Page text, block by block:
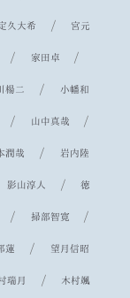
久大希 / 宮元
/ 家田卓 /
楊二 / 小幡和
/ 山中真哉 /
潤哉 / 岩内陸
影山淳人 /徳
/ 掃部智寛 /
蓮 / 望月信昭
瑞月 / 木村颯